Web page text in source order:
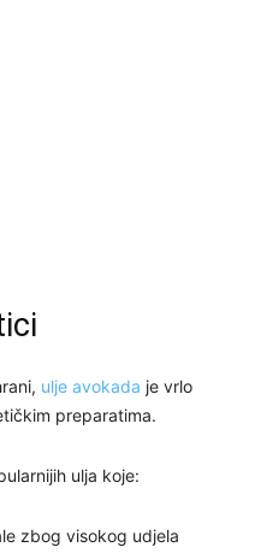
ulje avokada je vrlo
preparatima.
ulja koje:
zbog visokog udjela